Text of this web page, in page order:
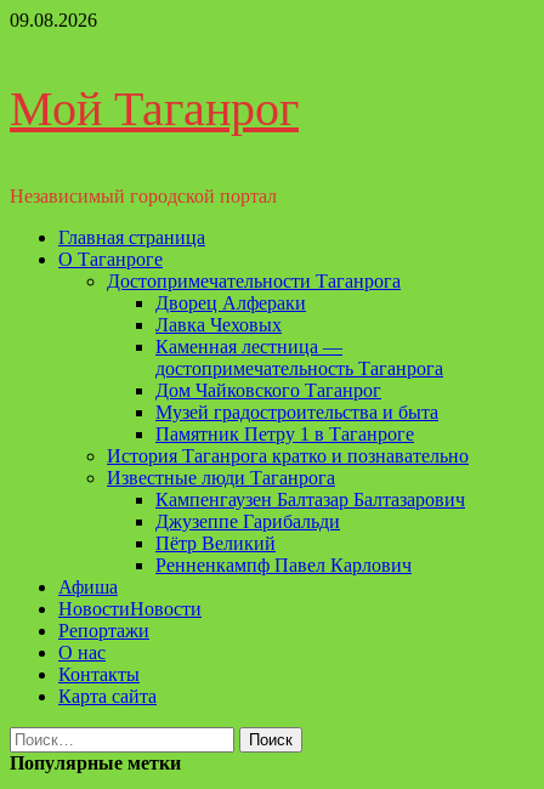
Перейти
09.08.2026
Мой Таганрог
Независимый городской портал
Основное
меню
Главная страница
О Таганроге
Достопримечательности Таганрога
Дворец Алфераки
Лавка Чеховых
Каменная лестница —
достопримечательность Таганрога
Дом Чайковского Таганрог
Музей градостроительства и быта
Памятник Петру 1 в Таганроге
История Таганрога кратко и познавательно
Известные люди Таганрога
Кампенгаузен Балтазар Балтазарович
Джузеппе Гарибальди
Пётр Великий
Ренненкампф Павел Карлович
Афиша
НовостиНовости
Репортажи
О нас
Контакты
Карта сайта
Найти:
Популярные метки